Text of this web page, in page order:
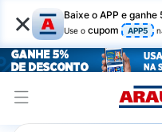
× Baixe o APP e ganhe
Use o cupom APP5